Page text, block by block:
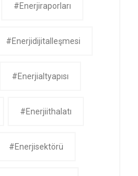
#enerjiraporları
#enerjidijitalleşmesi
#enerjialtyapısı
#enerjiithalatı
#enerjisektörü